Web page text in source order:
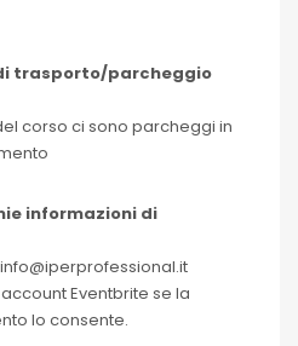
trasporto/parcheggio
corso ci sono parcheggi in
informazioni di
Eventbrite se la
lo consente.